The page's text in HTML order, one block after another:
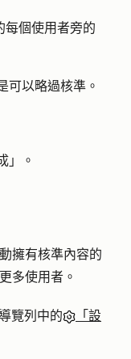
每個使用者旁的
可以略過核準。
」 。
擁有核準內容的
多使用者。
覽列中的
「設